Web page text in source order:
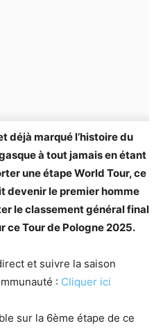
déjà marqué l’histoire du
à tout jamais en étant
une étape World Tour, ce
devenir le premier homme
le classement général final
ce Tour de Pologne 2025.
et suivre la saison
: Cliquer ici
sur la 6ème étape de ce